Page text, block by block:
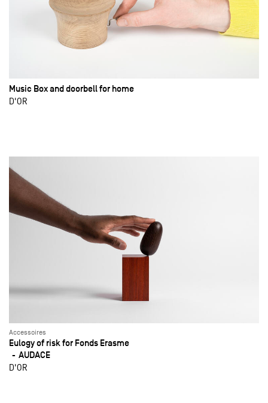
Music Box and doorbell for home
D'OR
Accessoires
Eulogy of risk for Fonds Erasme
AUDACE
D'OR